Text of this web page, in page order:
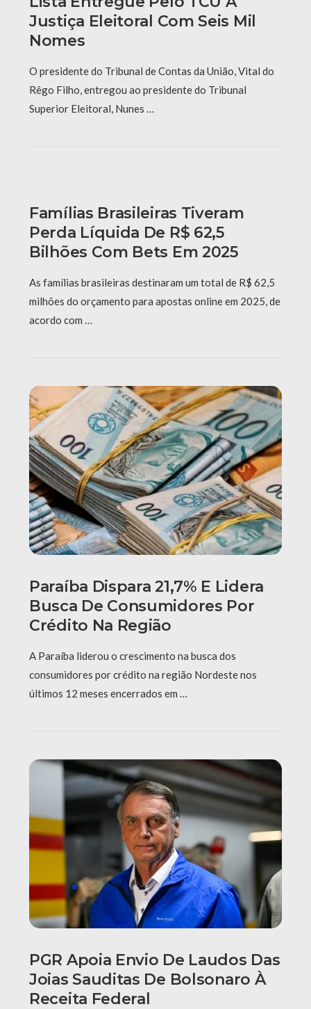
Justiça Eleitoral Com Seis Mil
Nomes
O presidente do Tribunal de Contas da União, Vital do
Rêgo Filho, entregou ao presidente do Tribunal
Superior Eleitoral, Nunes …
Famílias Brasileiras Tiveram
Perda Líquida De R$ 62,5
Bilhões Com Bets Em 2025
As famílias brasileiras destinaram um total de R$ 62,5
milhões do orçamento para apostas online em 2025, de
acordo com …
Paraíba Dispara 21,7% E Lidera
Busca De Consumidores Por
Crédito Na Região
A Paraíba liderou o crescimento na busca dos
consumidores por crédito na região Nordeste nos
últimos 12 meses encerrados em …
PGR Apoia Envio De Laudos Das
Joias Sauditas De Bolsonaro À
Receita Federal